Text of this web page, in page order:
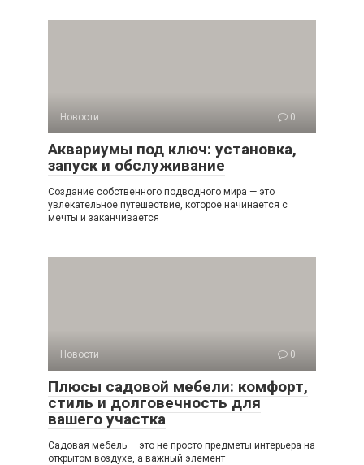
Новости 0
Аквариумы под ключ: установка,
запуск и обслуживание
Создание собственного подводного мира — это
увлекательное путешествие, которое начинается с
мечты и заканчивается
Новости 0
Плюсы садовой мебели: комфорт,
стиль и долговечность для
вашего участка
Садовая мебель — это не просто предметы интерьера на
открытом воздухе, а важный элемент